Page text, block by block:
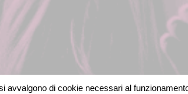
di cookie necessari al